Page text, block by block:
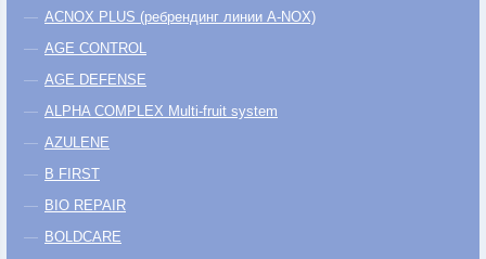
ACNOX PLUS (ребрендинг линии A-NOX)
AGE CONTROL
AGE DEFENSE
ALPHA COMPLEX Multi-fruit system
AZULENE
B FIRST
BIO REPAIR
BOLDCARE